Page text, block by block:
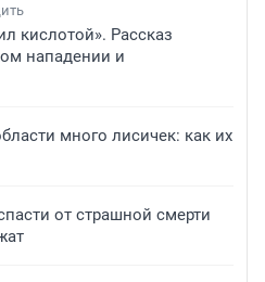
кислотой». Рассказ
нападении и
много лисичек: как их
от страшной смерти